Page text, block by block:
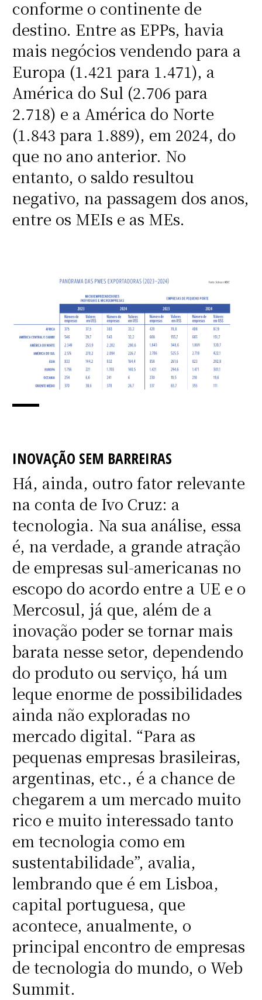
conforme o continente de
destino. Entre as EPPs, havia
mais negócios vendendo para a
Europa (1.421 para 1.471), a
América do Sul (2.706 para
2.718) e a América do Norte
(1.843 para 1.889), em 2024, do
que no ano anterior. No
entanto, o saldo resultou
negativo, na passagem dos anos,
entre os MEIs e as MEs.
INOVAÇÃO SEM BARREIRAS
Há, ainda, outro fator relevante
na conta de Ivo Cruz: a
tecnologia. Na sua análise, essa
é, na verdade, a grande atração
de empresas sul-americanas no
escopo do acordo entre a UE e o
Mercosul, já que, além de a
inovação poder se tornar mais
barata nesse setor, dependendo
do produto ou serviço, há um
leque enorme de possibilidades
ainda não exploradas no
mercado digital. “Para as
pequenas empresas brasileiras,
argentinas, etc., é a chance de
chegarem a um mercado muito
rico e muito interessado tanto
em tecnologia como em
sustentabilidade”, avalia,
lembrando que é em Lisboa,
capital portuguesa, que
acontece, anualmente, o
principal encontro de empresas
de tecnologia do mundo, o Web
Summit.